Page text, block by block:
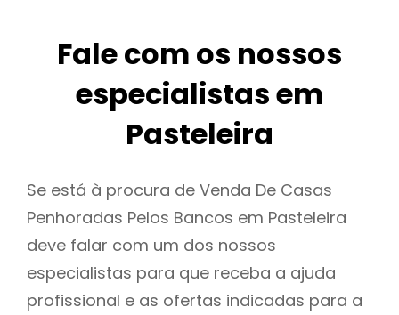
Fale com os nossos
especialistas em
Pasteleira
Se está à procura de Venda De Casas
Penhoradas Pelos Bancos em Pasteleira
deve falar com um dos nossos
especialistas para que receba a ajuda
profissional e as ofertas indicadas para a